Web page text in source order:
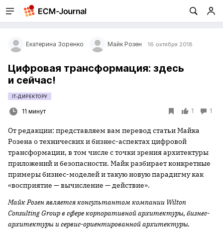
Екатерина Зоренко Майк Розен 16 октября 2018
Цифровая трансформация: здесь
и сейчас!
IT-ДИРЕКТОРУ
11 минут 1 1
От редакции: представляем вам перевод статьи Майка
Розена о технических и бизнес-аспектах цифровой
трансформации, в том числе с точки зрения архитектуры
приложений и безопасности. Майк разбирает конкретные
примеры бизнес-моделей и такую новую парадигму как
«восприятие — вычисление — действие».
Майк Розен является консультантом компании Wilton
Consulting Group в сфере корпоративной архитектуры, бизнес-
архитектуры и сервис-ориентированной архитектуры.